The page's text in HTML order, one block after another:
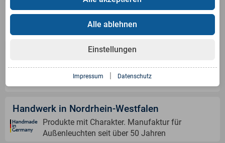
Zahlungsarten
Handwerk in Nordrhein-Westfalen
Produkte mit Charakter. Manufaktur für
Außenleuchten seit über 50 Jahren
Einstellungen
Alle ablehnen
Impressum Datenschutz